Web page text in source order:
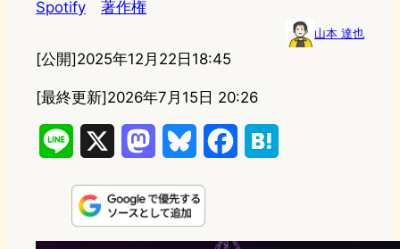
Spotify
著作権
山本 達也
[公開]2025年12月22日18:45
[最終更新]2026年7月15日 20:26
n
e
s
t
u
e
e
e